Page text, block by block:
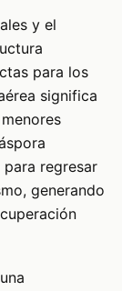
y el
para los
significa
regresar
generando